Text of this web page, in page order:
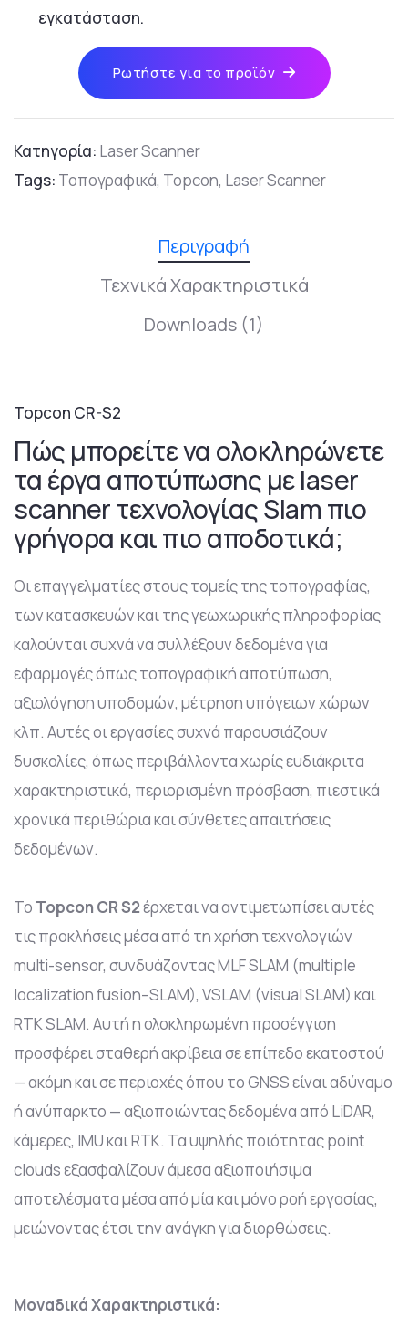
εγκατάσταση.
Ρωτήστε για το προϊόν
Κατηγορία: Laser Scanner
Tags: Τοπογραφικά, Topcon, Laser Scanner
Περιγραφή
Τεχνικά Χαρακτηριστικά
Downloads (1)
Topcon CR-S2
Πώς μπορείτε να ολοκληρώνετε
τα έργα αποτύπωσης με laser
scanner τεχνολογίας Slam πιο
γρήγορα και πιο αποδοτικά;
Οι επαγγελματίες στους τομείς της τοπογραφίας,
των κατασκευών και της γεωχωρικής πληροφορίας
καλούνται συχνά να συλλέξουν δεδομένα για
εφαρμογές όπως τοπογραφική αποτύπωση,
αξιολόγηση υποδομών, μέτρηση υπόγειων χώρων
κλπ. Αυτές οι εργασίες συχνά παρουσιάζουν
δυσκολίες, όπως περιβάλλοντα χωρίς ευδιάκριτα
χαρακτηριστικά, περιορισμένη πρόσβαση, πιεστικά
χρονικά περιθώρια και σύνθετες απαιτήσεις
δεδομένων.
Το Topcon CR S2έρχεται να αντιμετωπίσει αυτές
τις προκλήσεις μέσα από τη χρήση τεχνολογιών
multi-sensor, συνδυάζοντας MLF SLAM (multiple
localization fusion–SLAM), VSLAM (visual SLAM) και
RTK SLAM. Αυτή η ολοκληρωμένη προσέγγιση
προσφέρει σταθερή ακρίβεια σε επίπεδο εκατοστού
— ακόμη και σε περιοχές όπου το GNSS είναι αδύναμο
ή ανύπαρκτο — αξιοποιώντας δεδομένα από LiDAR,
κάμερες, IMU και RTK. Τα υψηλής ποιότητας point
clouds εξασφαλίζουν άμεσα αξιοποιήσιμα
αποτελέσματα μέσα από μία και μόνο ροή εργασίας,
μειώνοντας έτσι την ανάγκη για διορθώσεις.
Μοναδικά Χαρακτηριστικά: